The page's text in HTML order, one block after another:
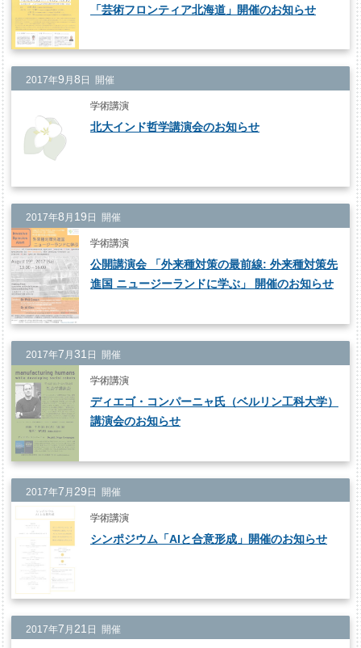
「芸術フロンティア北海道」開催のお知らせ
2017年9 月 8 日 開催
学術講演
北大インド哲学講演会のお知らせ
2017年8 月 19 日 開催
学術講演
公開講演会 「外来種対策の最前線: 外来種対策先
進国 ニュージーランドに学ぶ」 開催のお知らせ
2017年7 月 31 日 開催
学術講演
ディエゴ・コンパーニャ氏（ベルリン工科大学）
講演会のお知らせ
2017年7 月 29 日 開催
学術講演
シンポジウム「AIと合意形成」開催のお知らせ
2017年7 月 21 日 開催